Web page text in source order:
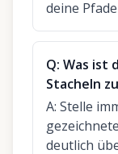
deine
Q: Was ist
Stacheln
A: Stelle
deutlich